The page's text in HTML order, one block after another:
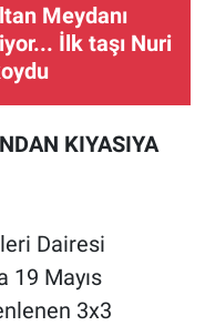
Meydanı
İlk taşı Nuri
KIYASIYA
Dairesi
19 Mayıs
3x3